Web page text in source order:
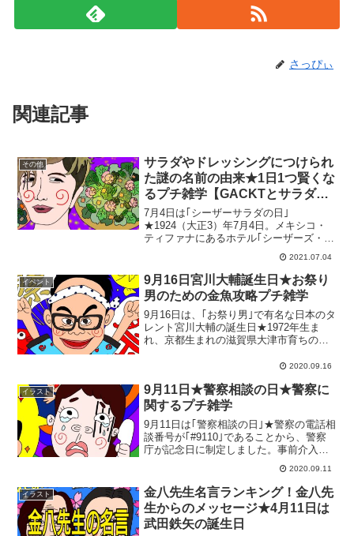
さっぴぃ
関連記事
その他
サラダやドレッシングにつけられ
た謎の名前の由来★1日1つ賢くな
るプチ雑学【GACKTとサラダ★
イラスト】
7月4日は｢シーザーサラダの日｣
★1924（大正3）年7月4日。メキシコ・
ティファナにあるホテル｢シーザーズ・プ
レイス｣で、ロメインレタスをメインにパ
ルメザンチーズやクルトンなどの材料を
かき集めて即興でサラダを作ったのが、
シーザーサラダの起...
2021.07.04
イベント
9月16日宮川大輔誕生日★お祭り
男のための金魚攻略プチ雑学
9月16日は、｢お祭り男｣で有名な日本のタ
レント宮川大輔の誕生日★1972年生ま
れ、京都生まれの滋賀県大津市育ちの宮
祭り男の誕生日にちなんで、祭りと言え
は欠かせない...
2020.09.16
イラスト
9月11日★警察相談の日★警察に
関するプチ雑学
9月11日は｢警察相談の日｣★警察の電話相
談番号が｢#9110｣であることから、警察
庁が記念日に制定しました。事前介入が
できずに、重大な事件に発展してしまっ
たケースがあることを受けて、1989年か
ら電話相談の運用が始まったそうです
よ。今回は...
2020.09.11
イラスト
金八先生名言ランキング！金八先
生からのメッセージ★4月11日は
武田鉄矢の誕生日